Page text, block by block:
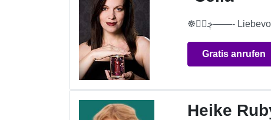
Gratis anrufen
Heike